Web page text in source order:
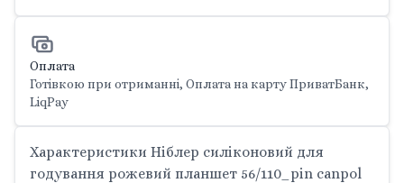
Оплата
Готівкою при отриманні, Оплата на карту ПриватБанк,
LiqPay
Характеристики Ніблер силіконовий для
годування рожевий планшет 56/110_pin canpol